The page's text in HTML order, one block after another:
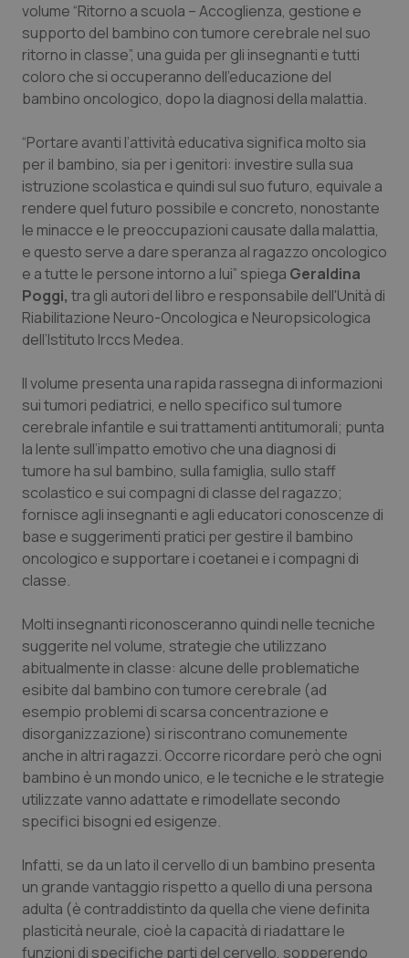
Lombardia
Marche
Piemonte
Provincia Autonoma di Bolzano
Provincia Autonoma di Trento
Puglia
Sicilia
Toscana
Umbria
Valle D’Aosta
Dolore
Donna & Salute
HIV
Infezioni & Febbre
Ipertensione & Scompenso
Malattie rare
Neuroscienze & patologie neurodegenerative
Obesità
Oftalmologia
Oncodermatologia
Oncologia & Nutrizione
Psoriasi & pelle
Quotidiano Cardiologia
Quotidiano Chirurgia
Quotidiano Oncologia
Quotidiano Pediatria
Rene & patologie urogenitali
volume “Ritorno a scuola – Accoglienza, gestione e
supporto del bambino con tumore cerebrale nel suo
ritorno in classe”, una guida per gli insegnanti e tutti
coloro che si occuperanno dell’educazione del
bambino oncologico, dopo la diagnosi della malattia.
“Portare avanti l’attività educativa significa molto sia
per il bambino, sia per i genitori: investire sulla sua
istruzione scolastica e quindi sul suo futuro, equivale a
rendere quel futuro possibile e concreto, nonostante
le minacce e le preoccupazioni causate dalla malattia,
e questo serve a dare speranza al ragazzo oncologico
e a tutte le persone intorno a lui” spiega Geraldina
Poggi, tra gli autori del libro e responsabile dell'Unità di
Riabilitazione Neuro-Oncologica e Neuropsicologica
dell’Istituto Irccs Medea.
Il volume presenta una rapida rassegna di informazioni
sui tumori pediatrici, e nello specifico sul tumore
cerebrale infantile e sui trattamenti antitumorali; punta
la lente sull’impatto emotivo che una diagnosi di
tumore ha sul bambino, sulla famiglia, sullo staff
scolastico e sui compagni di classe del ragazzo;
fornisce agli insegnanti e agli educatori conoscenze di
base e suggerimenti pratici per gestire il bambino
oncologico e supportare i coetanei e i compagni di
classe.
Molti insegnanti riconosceranno quindi nelle tecniche
suggerite nel volume, strategie che utilizzano
abitualmente in classe: alcune delle problematiche
esibite dal bambino con tumore cerebrale (ad
esempio problemi di scarsa concentrazione e
disorganizzazione) si riscontrano comunemente
anche in altri ragazzi. Occorre ricordare però che ogni
bambino è un mondo unico, e le tecniche e le strategie
utilizzate vanno adattate e rimodellate secondo
specifici bisogni ed esigenze.
Infatti, se da un lato il cervello di un bambino presenta
un grande vantaggio rispetto a quello di una persona
adulta (è contraddistinto da quella che viene definita
plasticità neurale, cioè la capacità di riadattare le
funzioni di specifiche parti del cervello, sopperendo